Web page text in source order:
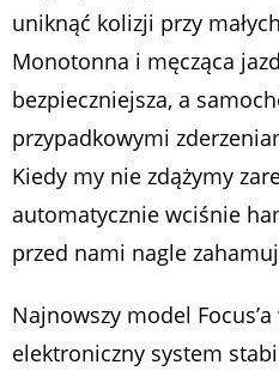
uniknąć kolizji przy
Monotonna i męcząca
bezpieczniejsza, a
przypadkowymi
Kiedy my nie zdążymy
automatycznie wciśnie
przed nami nagle
Najnowszy model
elektroniczny system